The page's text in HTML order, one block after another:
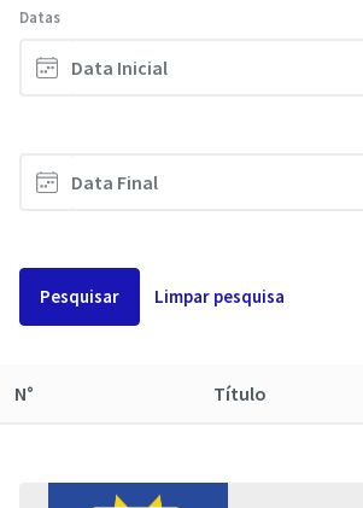
Datas
Pesquisar Limpar pesquisa
N° Título